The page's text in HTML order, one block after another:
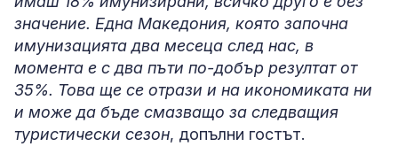
значение. Една Македония, която започна
имунизацията два месеца след нас, в
момента е с два пъти по-добър резултат от
35%. Това ще се отрази и на икономиката ни
и може да бъде смазващо за следващия
туристически сезон, допълни гостът.